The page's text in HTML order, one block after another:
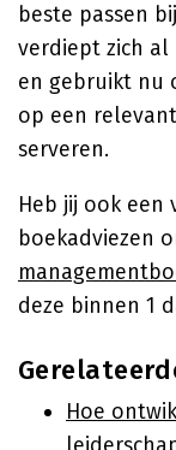
beste passen
verdiept zich
en gebruikt nu
op een
serveren.
Heb jij ook een
boekadviezen
deze binnen 1
Hoe